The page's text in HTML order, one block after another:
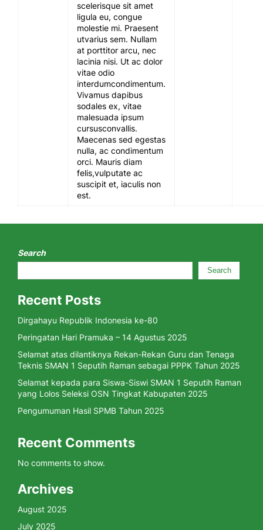
scelerisque sit amet
ligula eu, congue
molestie mi. Praesent
utvarius sem. Nullam
at porttitor arcu, nec
lacinia nisi. Ut ac dolor
vitae odio
interdumcondimentum.
Vivamus dapibus
sodales ex, vitae
malesuada ipsum
cursusconvallis.
Maecenas sed egestas
nulla, ac condimentum
orci. Mauris diam
felis,vulputate ac
suscipit et, iaculis non
est.
Search
Search
Recent Posts
Dirgahayu Republik Indonesia ke-80
Peringatan Hari Pramuka – 14 Agustus 2025
Selamat atas dilantiknya Rekan-Rekan Guru dan Tenaga
Teknis SMAN 1 Seputih Raman sebagai PPPK Tahun 2025
Selamat kepada para Siswa-Siswi SMAN 1 Seputih Raman
yang Lolos Seleksi OSN Tingkat Kabupaten 2025
Pengumuman Hasil SPMB Tahun 2025
Recent Comments
No comments to show.
Archives
August 2025
July 2025